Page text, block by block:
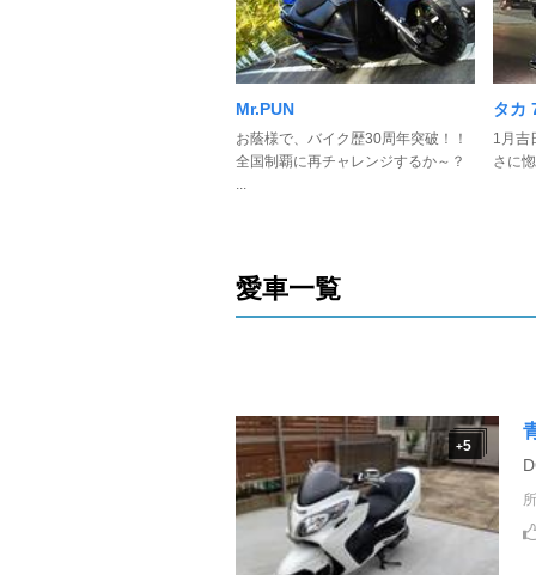
Mr.PUN
お蔭様で、バイク歴30周年突破！！
全国制覇に再チャレンジするか～？
...
タカ
1月吉
さに
愛車一覧
+5